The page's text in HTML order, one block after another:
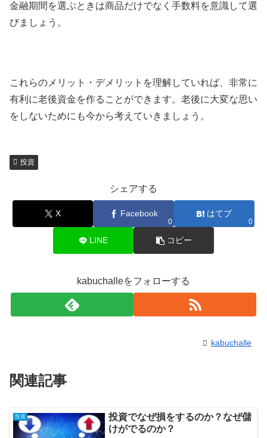
金融期間を選ぶときは商品だけでなく手数料を意識して選
びましょう。
これらのメリット・デメリットを理解していれば、非常に
有利に老後資金を作ることができます。老後に大変な思い
をしないためにも今から考えていきましょう。
投資
シェアする
X Facebook
0
はてブ
0
LINE コピー
kabuchalleをフォローする
kabuchalle
関連記事
投資
投資でなぜ損をするのか？なぜ儲
けがでるのか？